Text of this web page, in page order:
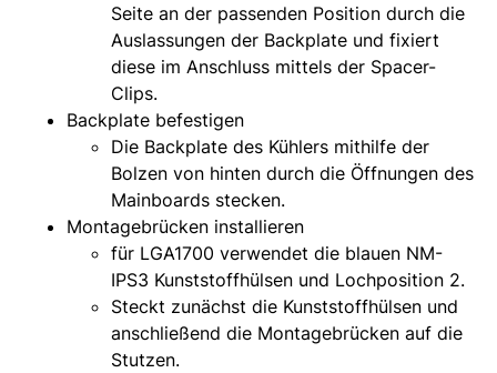
Seite an der passenden Position durch die
Auslassungen der Backplate und fixiert
diese im Anschluss mittels der Spacer-
Clips.
Backplate befestigen
Die Backplate des Kühlers mithilfe der
Bolzen von hinten durch die Öffnungen des
Mainboards stecken.
Montagebrücken installieren
für LGA1700 verwendet die blauen NM-
IPS3 Kunststoffhülsen und Lochposition 2.
Steckt zunächst die Kunststoffhülsen und
anschließend die Montagebrücken auf die
Stutzen.